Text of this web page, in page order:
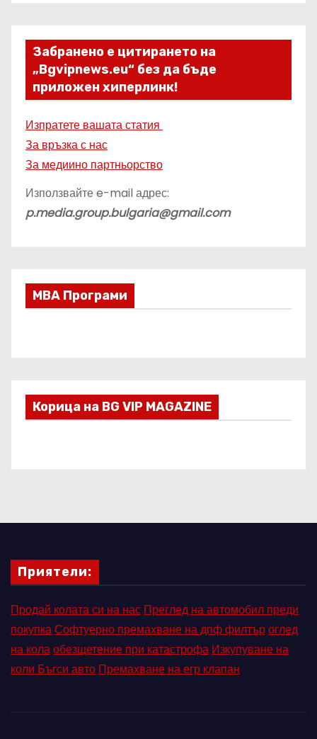
Забранено е цитирането на
„Bgvipnews.eu“ без да бъде
приложен хиперлинк!
Изпратете вашата статия
За връзка с нас
За медиино партньорство
Използвайте e-mail адрес:
p.media.group.bulgaria@gmail.com
МВА Програми
Корица на BG VIP MAGAZINE
Приятели:
Продай колата си на нас Преглед на автомобил преди
покупкаСофтуерно премахване на дпф филтъроглед
на колаобезщетение при катастрофа Изкупуване на
коли Бъгси авто Премахване на егр клапан